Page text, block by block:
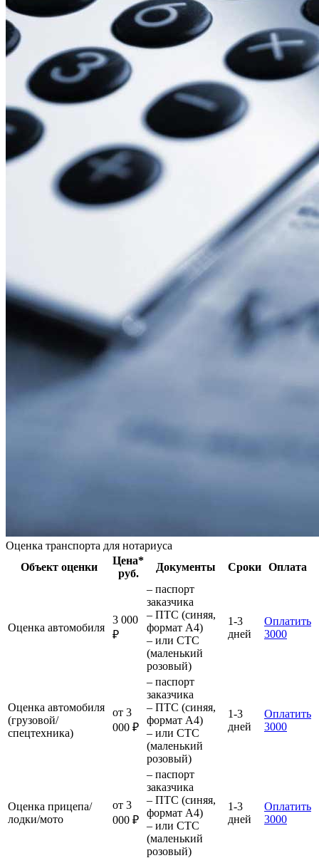
Оценка транспорта для нотариуса
Объект оценки
Цена*
руб.
Документы Сроки Оплата
Оценка автомобиля
3 000
₽
– паспорт
заказчика
– ПТС (синяя,
формат А4)
– или СТС
(маленький
розовый)
1-3
дней
Оплатить
3000
Оценка автомобиля
(грузовой/
спецтехника)
от 3
000 ₽
– паспорт
заказчика
– ПТС (синяя,
формат А4)
– или СТС
(маленький
розовый)
1-3
дней
Оплатить
3000
Оценка прицепа/
лодки/мото
от 3
000 ₽
– паспорт
заказчика
– ПТС (синяя,
формат А4)
– или СТС
(маленький
розовый)
1-3
дней
Оплатить
3000